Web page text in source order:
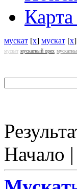
Карта
мускат [x] мускат [x]
мускат мускатный орех
Начало